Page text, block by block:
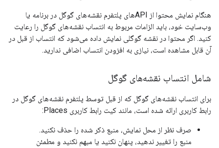
هنگام نمایش محتوا از APIهای پلتفرم نقشه‌های گوگل در برنامه یا
وب‌سایت خود، باید الزامات مربوط به انتساب نقشه‌های گوگل را رعایت
کنید. اگر محتوا در نقشه گوگلی نمایش داده می‌شود که انتساب از قبل در
آن قابل مشاهده است، نیازی به افزودن انتساب اضافی ندارید.
شامل انتساب نقشه‌های گوگل
برای انتساب نقشه‌های گوگل که از قبل توسط پلتفرم نقشه‌های گوگل در
رابط کاربری ارائه شده است، مانند کیت رابط کاربری Places:
صرف نظر از محل نمایش، منبع ذکر شده را حذف نکنید.
منبع را تغییر ندهید، پنهان نکنید یا مبهم نکنید و مطمئن